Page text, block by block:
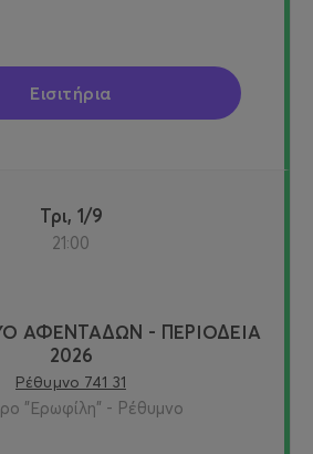
Εισιτήρια
Τρι, 1/9
21:00
ΑΦΕΝΤΑΔΩΝ - ΠΕΡΙΟΔΕΙΑ
2026
Ρέθυμνο 741 31
"Ερωφίλη" - Ρέθυμνο